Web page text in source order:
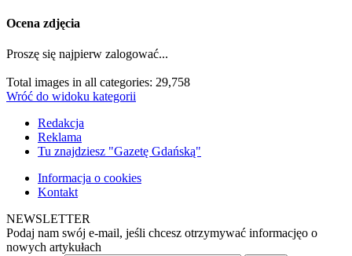
Ocena zdjęcia
Proszę się najpierw zalogować...
Total images in all categories: 29,758
Wróć do widoku kategorii
Redakcja
Reklama
Tu znajdziesz "Gazetę Gdańską"
Informacja o cookies
Kontakt
NEWSLETTER
Podaj nam swój e-mail, jeśli chcesz otrzymywać informacjęo o
nowych artykułach